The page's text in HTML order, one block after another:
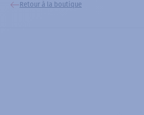
Retour à la boutique